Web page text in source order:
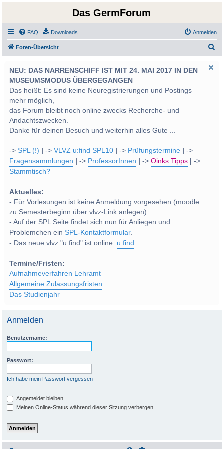
Das GermForum
FAQ Downloads Anmelden
Foren-Übersicht
NEU: DAS NARRENSCHIFF IST MIT 24. MAI 2017 IN DEN
MUSEUMSMODUS ÜBERGEGANGEN
Das heißt: Es sind keine Neuregistrierungen und Postings
mehr möglich,
das Forum bleibt noch online zwecks Recherche- und
Andachtszwecken.
Danke für deinen Besuch und weiterhin alles Gute ...
->SPL (!) ->VLVZ u:find SPL10 -> Prüfungstermine
->
Fragensammlungen
-> ProfessorInnen ->Oinks Tipps
->
Stammtisch?
Aktuelles:
- Für Vorlesungen ist keine Anmeldung vorgesehen (moodle
zu Semesterbeginn über vlvz-Link anlegen)
- Auf der SPL Seite findet sich nun für Anliegen und
Problemchen einSPL-Kontaktformular.
- Das neue vlvz "u:find" ist online: u:find
Termine/Fristen:
Aufnahmeverfahren Lehramt
Allgemeine Zulassungsfristen
Das Studienjahr
Anmelden
Benutzername:
Passwort:
Ich habe mein Passwort vergessen
Angemeldet bleiben
Meinen Online-Status während dieser Sitzung verbergen